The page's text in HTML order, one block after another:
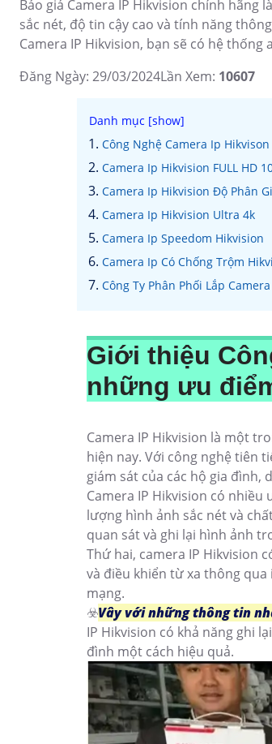
Báo giá Camera IP Hikvision chính
sắc nét, độ tin cậy cao và tính năng
Camera IP Hikvision, bạn sẽ có hệ thống
Đăng Ngày: 29/03/2024Lần Xem: 10607
Công Nghệ Camera Ip
Camera Ip Hikvision FULL HD
Camera Ip Hikvision Độ Phân
Camera Ip Hikvision Ultra 4k
Camera Ip Speedom Hikvision
Camera Ip Có Chống Trộm
Công Ty Phân Phối Lắp
Giới thiệu
những ưu
Camera IP Hikvision là một
hiện nay. Với công nghệ tiên
giám sát của các hộ gia đình,
Camera IP Hikvision có
lượng hình ảnh sắc nét và
quan sát và ghi lại hình ảnh
Thứ hai, camera IP Hikvision
và điều khiển từ xa thông
mạng.
☣️Vây với những thông tin
IP Hikvision có khả năng ghi
đình một cách hiệu quả.